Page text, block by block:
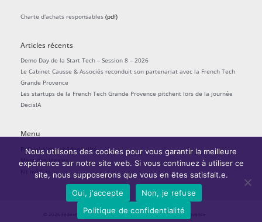
Charte d'achats responsables (pdf)
Articles récents
Demo Day de la Start Tech – Session 8 – 2026
Le Cabinet Causse & Associés reconduit son partenariat avec la French Tech
Grande Provence
Les startups de la French Tech Grande Provence pitchent lors de la journée
DecisIA
Menu
Politique de confidentialité
Mentions légales
Kit médias
Fédérer l'écosystème startups | La French Tech Grande Provence
Nous utilisons des cookies pour vous garantir la meilleure
expérience sur notre site web. Si vous continuez à utiliser ce
site, nous supposerons que vous en êtes satisfait.e.
Oui, j'accepte
Non, je refuse
Politique de confidentialité